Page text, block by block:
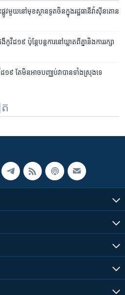
លូវ​​មួយ​នៅ​​មុខ​ស្ថានទូត​ចិន​​​ក្នុង​រដ្ឋធានី​វ៉ាស៊ីនតោន​
វីដ​១៩ ប៉ុន្តែ​​បន្ត​ការ​នៅ​ឃ្លាត​ពី​គ្នានិង​ការ​រក្សា​
ដ​១៩ តែ​មិន​អាច​បញ្ឈប់​វា​បាន​ទាំងស្រុង​ទេ